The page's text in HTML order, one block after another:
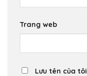
Trang web
Lưu tên của